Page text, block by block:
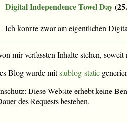
Digital Independence Towel Day(
Ich konnte zwar am eigentlichen
mir verfassten Inhalte stehen,
Blog wurde mitstublog-static
Diese Website erhebt keine
des Requests bestehen.